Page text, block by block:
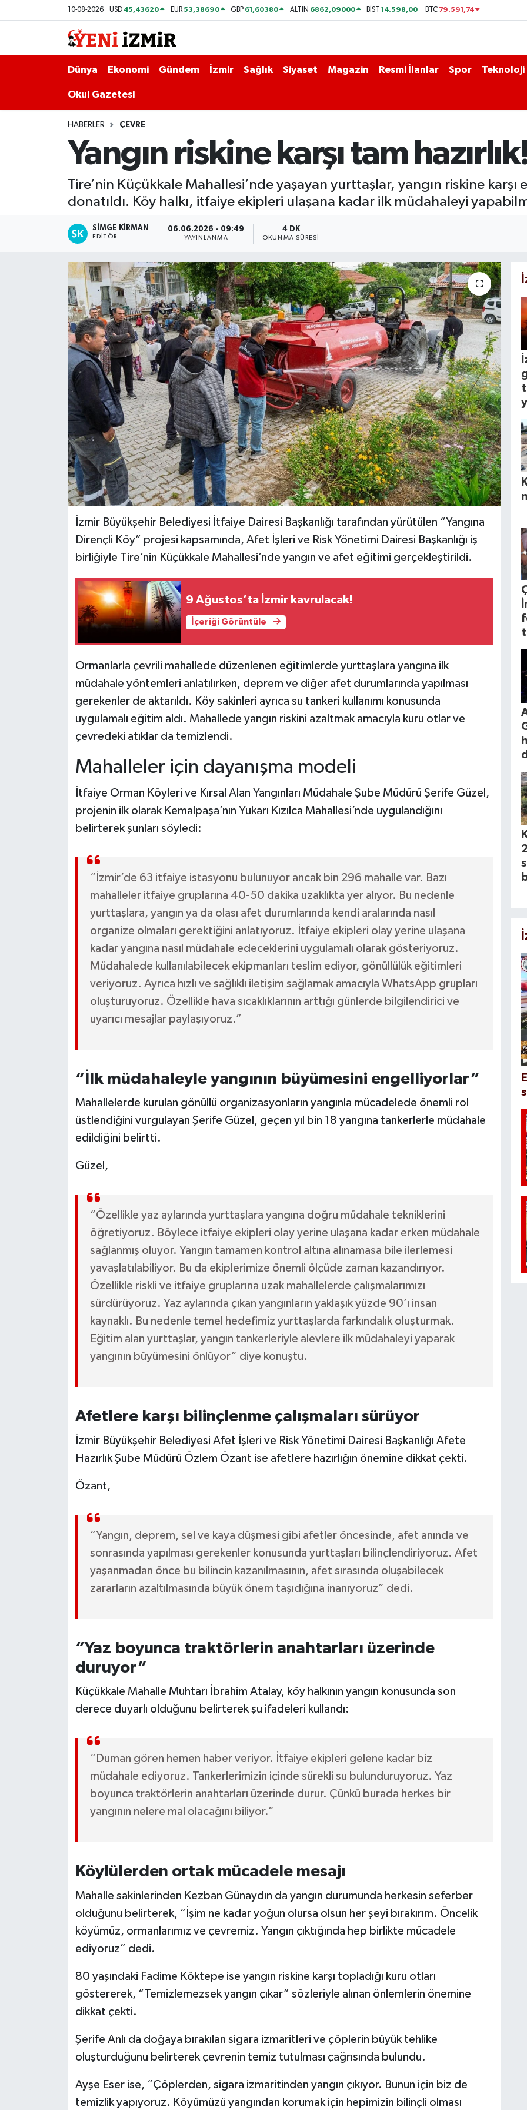
10-08-2026 USD 45,43620 EUR53,38690 GBP 61,60380 ALTIN 6862,09000 BİST14.598,00 BTC 79.591,74
Dünya Ekonomi Gündem İzmir Sağlık Siyaset Magazin Resmi İlanlar Spor Teknoloji
Okul Gazetesi
HABERLER ÇEVRE
Yangın riskine karşı tam
Tire’nin Küçükkale Mahallesi’nde yaşayan yurttaşlar, yangın riskine
donatıldı. Köy halkı, itfaiye ekipleri ulaşana kadar ilk müdahaleyi
SIMGE KİRMAN
EDITÖR
06.06.2026 - 09:49
YAYINLANMA
4 DK
OKUNMA SÜRESI
İzmir Büyükşehir Belediyesi İtfaiye Dairesi Başkanlığı tarafından yürütülen “Yangına
Dirençli Köy” projesi kapsamında, Afet İşleri ve Risk Yönetimi Dairesi Başkanlığı iş
birliğiyle Tire’nin Küçükkale Mahallesi’nde yangın ve afet eğitimi gerçekleştirildi.
9 Ağustos’ta İzmir kavrulacak!
İçeriği Görüntüle
Ormanlarla çevrili mahallede düzenlenen eğitimlerde yurttaşlara yangına ilk
müdahale yöntemleri anlatılırken, deprem ve diğer afet durumlarında yapılması
gerekenler de aktarıldı. Köy sakinleri ayrıca su tankeri kullanımı konusunda
uygulamalı eğitim aldı. Mahallede yangın riskini azaltmak amacıyla kuru otlar ve
çevredeki atıklar da temizlendi.
Mahalleler için dayanışma modeli
İtfaiye Orman Köyleri ve Kırsal Alan Yangınları Müdahale Şube Müdürü Şerife Güzel,
projenin ilk olarak Kemalpaşa’nın Yukarı Kızılca Mahallesi’nde uygulandığını
belirterek şunları söyledi:
“İzmir’de 63 itfaiye istasyonu bulunuyor ancak bin 296 mahalle var. Bazı
mahalleler itfaiye gruplarına 40-50 dakika uzaklıkta yer alıyor. Bu nedenle
yurttaşlara, yangın ya da olası afet durumlarında kendi aralarında nasıl
organize olmaları gerektiğini anlatıyoruz. İtfaiye ekipleri olay yerine ulaşana
kadar yangına nasıl müdahale edeceklerini uygulamalı olarak gösteriyoruz.
Müdahalede kullanılabilecek ekipmanları teslim ediyor, gönüllülük eğitimleri
veriyoruz. Ayrıca hızlı ve sağlıklı iletişim sağlamak amacıyla WhatsApp grupları
oluşturuyoruz. Özellikle hava sıcaklıklarının arttığı günlerde bilgilendirici ve
uyarıcı mesajlar paylaşıyoruz.”
“İlk müdahaleyle yangının büyümesini engelliyorlar”
Mahallelerde kurulan gönüllü organizasyonların yangınla mücadelede önemli rol
üstlendiğini vurgulayan Şerife Güzel, geçen yıl bin 18 yangına tankerlerle müdahale
edildiğini belirtti.
Güzel,
“Özellikle yaz aylarında yurttaşlara yangına doğru müdahale tekniklerini
öğretiyoruz. Böylece itfaiye ekipleri olay yerine ulaşana kadar erken müdahale
sağlanmış oluyor. Yangın tamamen kontrol altına alınamasa bile ilerlemesi
yavaşlatılabiliyor. Bu da ekiplerimize önemli ölçüde zaman kazandırıyor.
Özellikle riskli ve itfaiye gruplarına uzak mahallelerde çalışmalarımızı
sürdürüyoruz. Yaz aylarında çıkan yangınların yaklaşık yüzde 90’ı insan
kaynaklı. Bu nedenle temel hedefimiz yurttaşlarda farkındalık oluşturmak.
Eğitim alan yurttaşlar, yangın tankerleriyle alevlere ilk müdahaleyi yaparak
yangının büyümesini önlüyor” diye konuştu.
Afetlere karşı bilinçlenme çalışmaları sürüyor
İzmir Büyükşehir Belediyesi Afet İşleri ve Risk Yönetimi Dairesi Başkanlığı Afete
Hazırlık Şube Müdürü Özlem Özant ise afetlere hazırlığın önemine dikkat çekti.
Özant,
“Yangın, deprem, sel ve kaya düşmesi gibi afetler öncesinde, afet anında ve
sonrasında yapılması gerekenler konusunda yurttaşları bilinçlendiriyoruz. Afet
yaşanmadan önce bu bilincin kazanılmasının, afet sırasında oluşabilecek
zararların azaltılmasında büyük önem taşıdığına inanıyoruz” dedi.
“Yaz boyunca traktörlerin anahtarları üzerinde
duruyor”
Küçükkale Mahalle Muhtarı İbrahim Atalay, köy halkının yangın konusunda son
derece duyarlı olduğunu belirterek şu ifadeleri kullandı:
“Duman gören hemen haber veriyor. İtfaiye ekipleri gelene kadar biz
müdahale ediyoruz. Tankerlerimizin içinde sürekli su bulunduruyoruz. Yaz
boyunca traktörlerin anahtarları üzerinde durur. Çünkü burada herkes bir
yangının nelere mal olacağını biliyor.”
Köylülerden ortak mücadele mesajı
Mahalle sakinlerinden Kezban Günaydın da yangın durumunda herkesin seferber
olduğunu belirterek, “İşim ne kadar yoğun olursa olsun her şeyi bırakırım. Öncelik
köyümüz, ormanlarımız ve çevremiz. Yangın çıktığında hep birlikte mücadele
ediyoruz” dedi.
80 yaşındaki Fadime Köktepe ise yangın riskine karşı topladığı kuru otları
göstererek, “Temizlemezsek yangın çıkar” sözleriyle alınan önlemlerin önemine
dikkat çekti.
Şerife Anlı da doğaya bırakılan sigara izmaritleri ve çöplerin büyük tehlike
oluşturduğunu belirterek çevrenin temiz tutulması çağrısında bulundu.
Ayşe Eser ise, “Çöplerden, sigara izmaritinden yangın çıkıyor. Bunun için biz de
temizlik yapıyoruz. Köyümüzü yangından korumak için hepimizin bilinçli olması
Ekonomi
Magazin
Teknoloji
Tatil ve Seyahat
Okul Gazetesi
İzmir Nöbetçi Eczaneler
İzmir Hava Durumu
Süper Lig Puan Durumu ve Fikstür
Tüm Manşetler
Son Dakika Haberleri